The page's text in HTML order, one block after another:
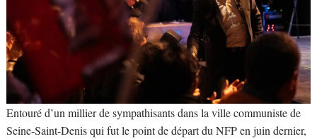
Entouré d’un millier de sympathisants dans la ville communiste de
Seine-Saint-Denis qui fut le point de départ du NFP en juin dernier,